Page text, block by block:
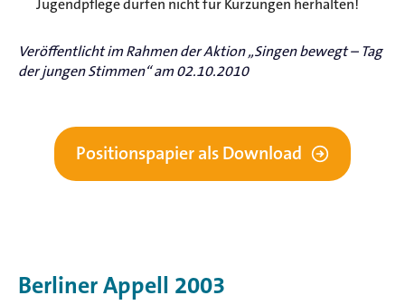
Jugendpflege dürfen nicht für Kürzungen herhalten!
Veröffentlicht im Rahmen der Aktion „Singen bewegt – Tag
der jungen Stimmen“ am 02.10.2010
Positionspapier als Download
Berliner Appell 2003